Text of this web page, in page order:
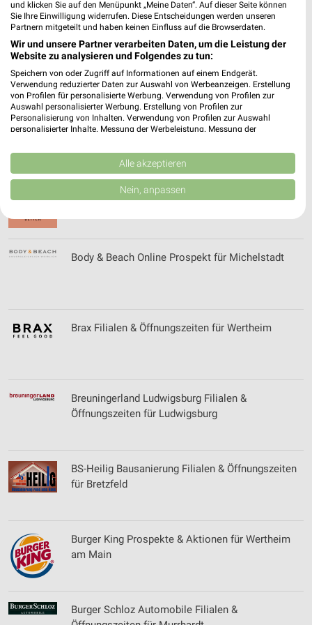
Bilderhaus e.V. Filialen & Öffnungszeiten für
Gschwend
BioMarkt Angebote & Prospekte für Öhringen
Bischoff Raumausstattung Filialen &
Öffnungszeiten für Gerlingen
Body & Beach Online Prospekt für Michelstadt
Brax Filialen & Öffnungszeiten für Wertheim
Breuningerland Ludwigsburg Filialen &
Öffnungszeiten für Ludwigsburg
BS-Heilig Bausanierung Filialen & Öffnungszeiten
für Bretzfeld
Burger King Prospekte & Aktionen für Wertheim
am Main
Burger Schloz Automobile Filialen &
und klicken Sie auf den Menüpunkt „Meine Daten“. Auf dieser Seite können
Sie Ihre Einwilligung widerrufen. Diese Entscheidungen werden unseren
Partnern mitgeteilt und haben keinen Einfluss auf die Browserdaten.
Wir und unsere Partner verarbeiten Daten, um die Leistung der
Website zu analysieren und Folgendes zu tun:
Speichern von oder Zugriff auf Informationen auf einem Endgerät.
Verwendung reduzierter Daten zur Auswahl von Werbeanzeigen. Erstellung
von Profilen für personalisierte Werbung. Verwendung von Profilen zur
Auswahl personalisierter Werbung. Erstellung von Profilen zur
Personalisierung von Inhalten. Verwendung von Profilen zur Auswahl
personalisierter Inhalte. Messung der Werbeleistung. Messung der
Kombinationen von Daten aus verschiedenen Quellen. Entwicklung und
Verbesserung der Angebote. Verwendung reduzierter Daten zur Auswahl
von Inhalten.
Daten können außerhalb der Europäischen Union weitergegeben und in die
USA gesendet werden.
Website/App.
Wir nutzen Ihre Daten für folgende Zwecke:
Verwendung reduzierter Daten zur Auswahl von
Verwendung von Profilen zur Auswahl
Erstellung von Profilen zur Personalisierung
von Inhalten
Messung der Werbeleistung
Messung der Performance von Inhalten
Kombinationen von Daten aus verschiedenen
Alle akzeptieren
Nein, anpassen